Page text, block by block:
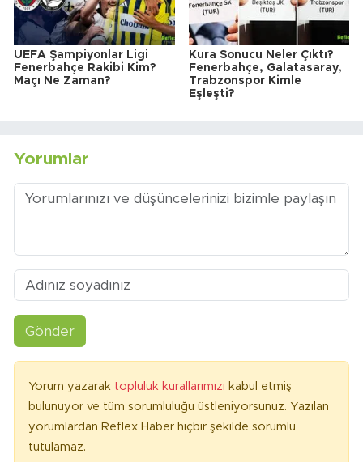
UEFA Şampiyonlar Ligi
Fenerbahçe Rakibi Kim?
Maçı Ne Zaman?
Kura Sonucu Neler Çıktı?
Fenerbahçe, Galatasaray,
Trabzonspor Kimle
Eşleşti?
Yorumlar
Gönder
Yorum yazarak topluluk kurallarımızı kabul etmiş
bulunuyor ve tüm sorumluluğu üstleniyorsunuz. Yazılan
yorumlardan Reflex Haber hiçbir şekilde sorumlu
tutulamaz.